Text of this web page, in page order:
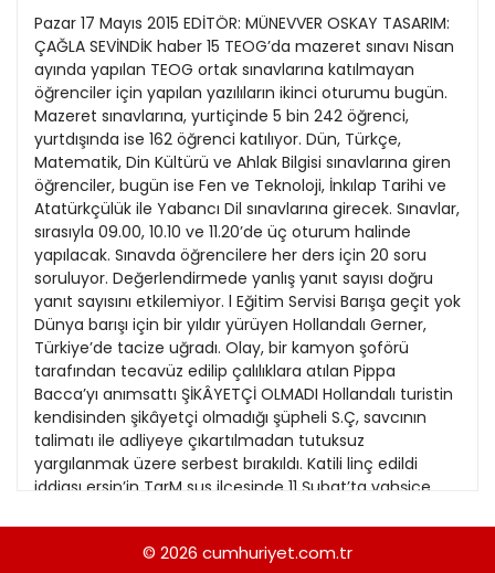
Evleniyoruz
Güney Dogu
Kitap Eki
Özel Ekler
Özel Okullar
Sevgililer Günü
Siyaset Eki
Sürdürülebilir yaşam
Turizm Eki
Yerel Yönetimler
1991
1990
1989
1988
1987
1986
1985
1984
1983
1982
1981
1980
19
20
21
22
23
24
25
26
27
28
29
30
31
11
12
13
14
15
16
17
18
19
20
21
22
23
Pazar 17 Mayıs 2015 EDİTÖR: MÜNEVVER OSKAY TASARIM:
ÇAĞLA SEVİNDİK haber 15 TEOG’da mazeret sınavı Nisan
ayında yapılan TEOG ortak sınavlarına katılmayan
öğrenciler için yapılan yazılıların ikinci oturumu bugün.
Mazeret sınavlarına, yurtiçinde 5 bin 242 öğrenci,
yurtdışında ise 162 öğrenci katılıyor. Dün, Türkçe,
Matematik, Din Kültürü ve Ahlak Bilgisi sınavlarına giren
öğrenciler, bugün ise Fen ve Teknoloji, İnkılap Tarihi ve
Atatürkçülük ile Yabancı Dil sınavlarına girecek. Sınavlar,
sırasıyla 09.00, 10.10 ve 11.20’de üç oturum halinde
yapılacak. Sınavda öğrencilere her ders için 20 soru
soruluyor. Değerlendirmede yanlış yanıt sayısı doğru
yanıt sayısını etkilemiyor. l Eğitim Servisi Barışa geçit yok
Dünya barışı için bir yıldır yürüyen Hollandalı Gerner,
Türkiye’de tacize uğradı. Olay, bir kamyon şoförü
tarafından tecavüz edilip çalılıklara atılan Pippa
Bacca’yı anımsattı ŞİKÂYETÇİ OLMADI Hollandalı turistin
kendisinden şikâyetçi olmadığı şüpheli S.Ç, savcının
talimatı ile adliyeye çıkartılmadan tutuksuz
yargılanmak üzere serbest bırakıldı. Katili linç edildi
iddiası ersin’in TarM sus ilçesinde 11 Şubat’ta vahşice
Aslan’ın katil zanlısı Suphi Altındöken’in tutuklu kaldığı
Gaziantep Ceza ve Tutukevi’nde mahkumlar
© 2026 cumhuriyet.com.tr